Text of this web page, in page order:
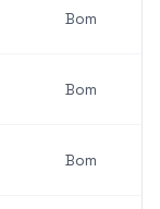
Bom
Bom
Bom